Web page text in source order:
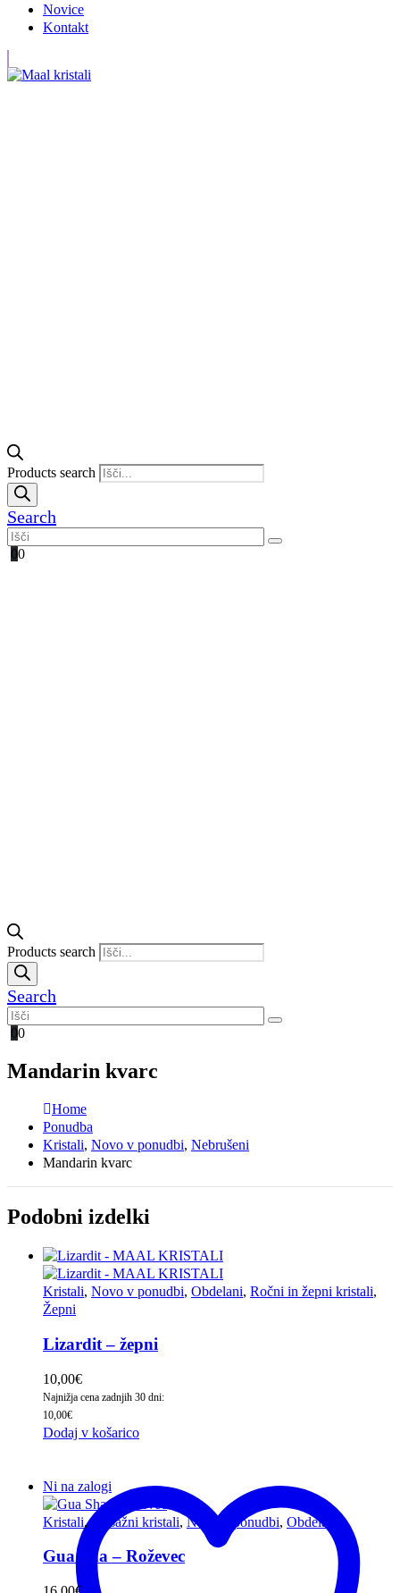
Novice
Kontakt
Products search
Search
00
Products search
Search
00
Mandarin kvarc
Home
Ponudba
Kristali, Novo v ponudbi, Nebrušeni
Mandarin kvarc
Podobni izdelki
Kristali, Novo v ponudbi, Obdelani, Ročni in žepni kristali,
Žepni
Lizardit – žepni
10,00€
Najnižja cena zadnjih 30 dni:
10,00€
Dodaj v košarico
Ni na zalogi
Kristali,Masažni kristali,Novo v ponudbi, Obdelani
Gua Sha – Roževec